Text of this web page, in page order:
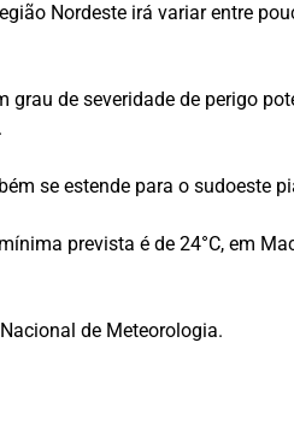
Nordeste irá variar entre
grau de severidade de perigo
se estende para o sudoeste
prevista é de 24°C, em
de Meteorologia.